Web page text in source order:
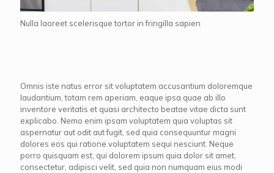
Nulla laoreet scelerisque tortor in fringilla sapien
Omnis iste natus error sit voluptatem accusantium doloremque
laudantium, totam rem aperiam, eaque ipsa quae ab illo
inventore veritatis et quasi architecto beatae vitae dicta sunt
explicabo. Nemo enim ipsam voluptatem quia voluptas sit
aspernatur aut odit aut fugit, sed quia consequuntur magni
dolores eos qui ratione voluptatem sequi nesciunt. Neque
porro quisquam est, qui dolorem ipsum quia dolor sit amet,
consectetur, adipisci velit, sed quia non numquam eius modi